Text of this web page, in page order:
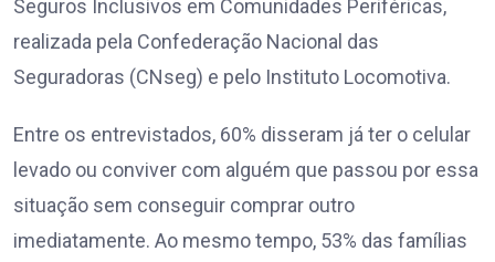
Seguros Inclusivos em Comunidades Periféricas,
realizada pela Confederação Nacional das
Seguradoras (CNseg) e pelo Instituto Locomotiva.
Entre os entrevistados, 60% disseram já ter o celular
levado ou conviver com alguém que passou por essa
situação sem conseguir comprar outro
imediatamente. Ao mesmo tempo, 53% das famílias